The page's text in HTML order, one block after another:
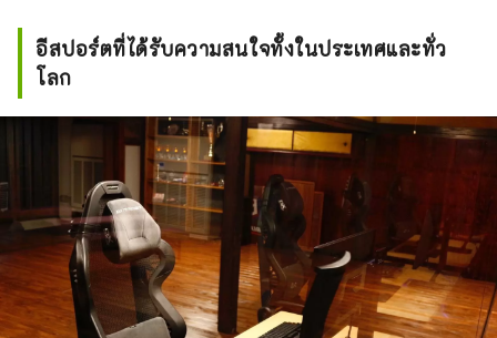
อีสปอร์ตที่ได้รับความสนใจทั้งในประเทศและทั่ว
โลก